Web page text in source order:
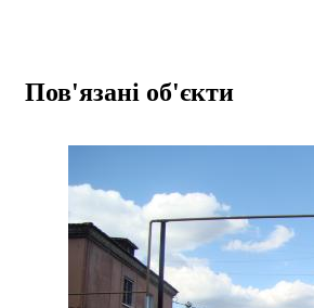
Пов'язані об'єкти